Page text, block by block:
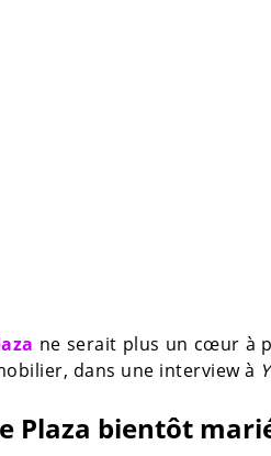
ne serait plus un cœur à
dans une interview à
Plaza bientôt